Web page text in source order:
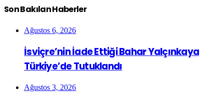
Son Bakılan Haberler
Ağustos 6, 2026
İsviçre’nin İade Ettiği Bahar Yalçınkaya
Türkiye’de Tutuklandı
Ağustos 3, 2026